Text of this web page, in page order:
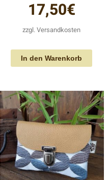
17,50€
zzgl.Versandkosten
In den Warenkorb